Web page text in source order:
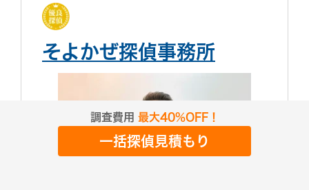
調査費用 最大40%OFF！
一括探偵見積もり
そよかぜ探偵事務所